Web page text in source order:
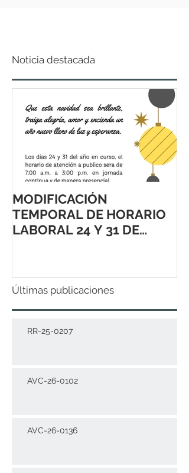
Noticia destacada
MODIFICACIÓN
TEMPORAL DE HORARIO
LABORAL 24 Y 31 DE
Últimas publicaciones
RR-25-0207
AVC-26-0102
AVC-26-0136